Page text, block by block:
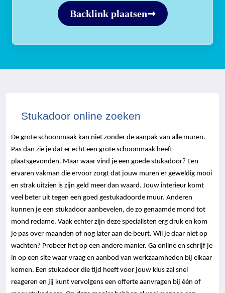
Backlink plaatsen➞
Stukadoor online zoeken
De grote schoonmaak kan niet zonder de aanpak van alle muren.
Pas dan zie je dat er echt een grote schoonmaak heeft
plaatsgevonden. Maar waar vind je een goede stukadoor? Een
ervaren vakman die ervoor zorgt dat jouw muren er geweldig mooi
en strak uitzien is zijn geld meer dan waard. Jouw interieur komt
veel beter uit tegen een goed gestukadoorde muur. Anderen
kunnen je een stukadoor aanbevelen, de zo genaamde mond tot
mond reclame. Vaak echter zijn deze specialisten erg druk en kom
je pas over maanden of nog later aan de beurt. Wil je daar niet op
wachten? Probeer het op een andere manier. Ga online en schrijf je
in op een site waar vraag en aanbod van werkzaamheden bij elkaar
komen. Een stukadoor die tijd heeft voor jouw klus zal snel
reageren en jij kunt vervolgens een offerte aanvragen bij één of